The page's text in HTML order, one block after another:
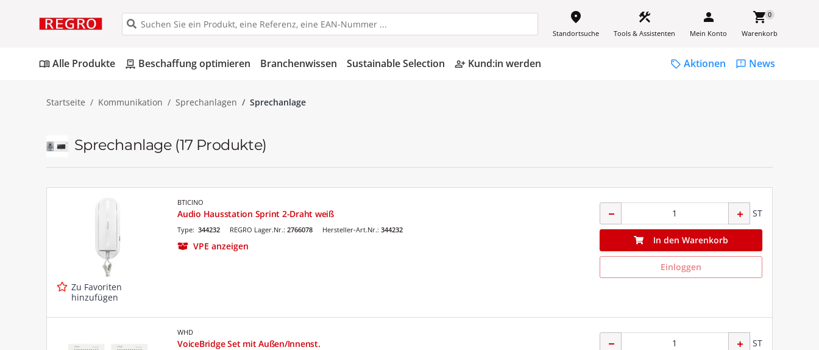
place
Standortsuche
construction
Tools & Assistenten
person
Mein Konto
shopping_cart0
Warenkorb
menu_bookAlle Produkte pallet Beschaffung optimieren Branchenwissen Sustainable Selection person_add_alt Kund:in werden sell Aktionen feedback News
Startseite Kommunikation Sprechanlagen Sprechanlage
Sprechanlage (17 Produkte)
Zu Favoriten
hinzufügen
BTICINO
Audio Hausstation Sprint 2-Draht weiß
REGRO Lager.Nr.: 2766078
Type: 344232 Hersteller-Art.Nr.: 344232
VPE anzeigen
ST
In den Warenkorb
Einloggen
WHD
VoiceBridge Set mit Außen/Innenst. ST